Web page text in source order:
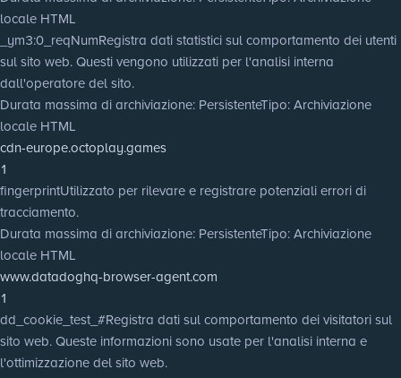
locale HTML
_ym3:0_reqNumRegistra dati statistici sul comportamento dei utenti
sul sito web. Questi vengono utilizzati per l'analisi interna
dall'operatore del sito.
Durata massima di archiviazione: PersistenteTipo: Archiviazione
locale HTML
cdn-europe.octoplay.games
1
fingerprintUtilizzato per rilevare e registrare potenziali errori di
tracciamento.
Durata massima di archiviazione: PersistenteTipo: Archiviazione
locale HTML
www.datadoghq-browser-agent.com
1
dd_cookie_test_#Registra dati sul comportamento dei visitatori sul
sito web. Queste informazioni sono usate per l'analisi interna e
l'ottimizzazione del sito web.